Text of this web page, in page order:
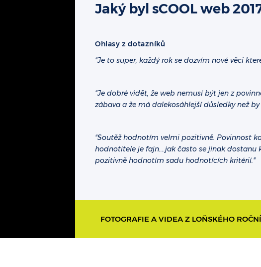
Jaký byl sCOOL web
Ohlasy z dotazníků
"Je to super, každý rok se dozvím nové věci
"Je dobré vidět, že web nemusí být jen z
zábava a že má dalekosáhlejší důsledky než
"Soutěž hodnotím velmi pozitivně. Povinnost
hodnotitele je fajn....jak často se jinak dostanu
pozitivně hodnotím sadu hodnotících kritérií."
FOTOGRAFIE A VIDEA Z LOŇSKÉHO